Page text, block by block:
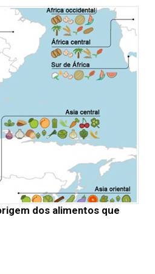
dos alimentos que